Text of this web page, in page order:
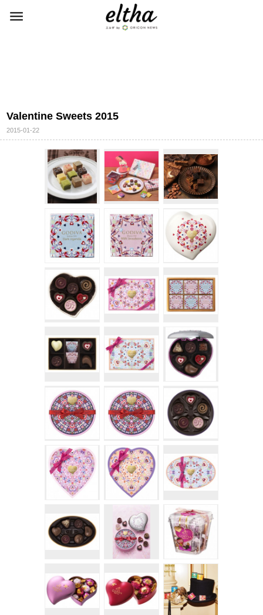
Valentine Sweets 2015
2015-01-22